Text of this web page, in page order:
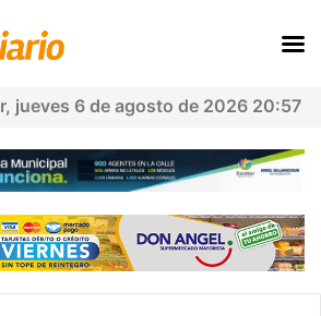
jueves 6 de agosto de 2026 20:57